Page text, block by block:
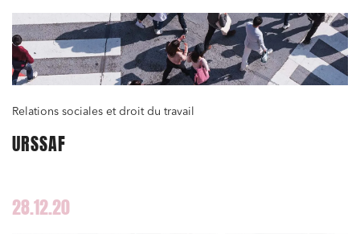
Relations sociales et droit du travail
URSSAF
28.12.20